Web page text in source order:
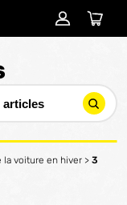
la voiture en hiver > 3